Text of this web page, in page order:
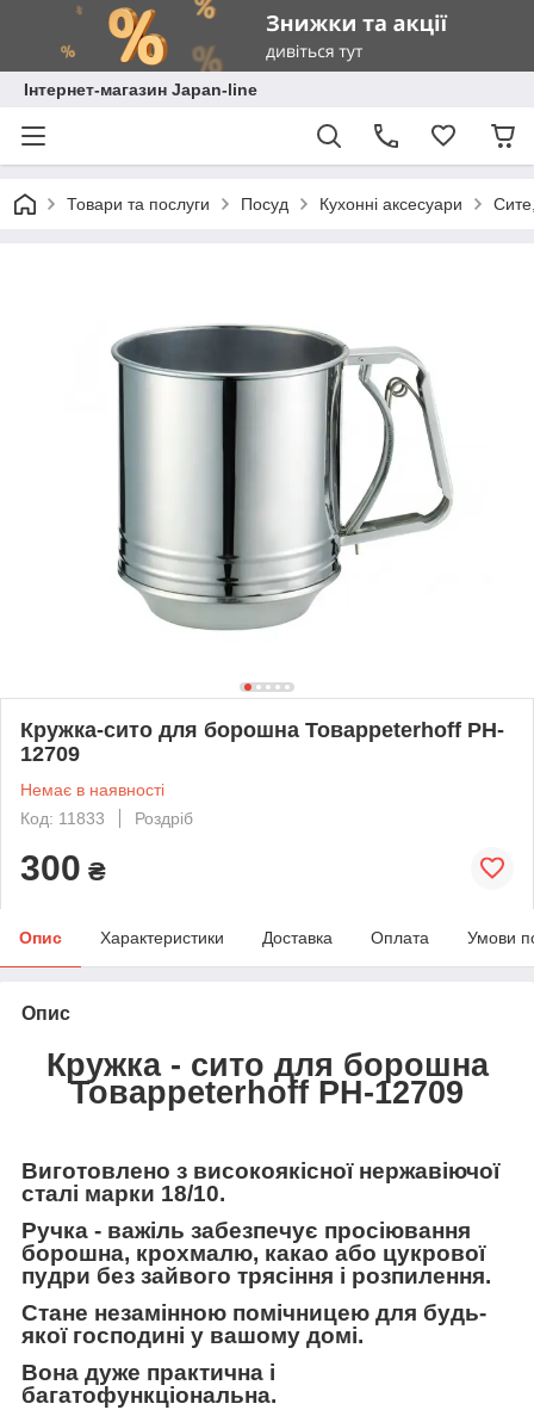
Інтернет-магазин Japan-line
Товари та послуги Посуд Кухонні аксесуари
Кружка-сито для борошна Товарpeterhoff PH-
12709
Немає в наявності
Код: 11833
Роздріб
300 ₴
Опис Характеристики Доставка Оплата Умови
Опис
Кружка - сито для борошна
Товарpeterhoff PH-12709
Виготовлено з високоякісної нержавіючої
сталі марки 18/10.
Ручка - важіль забезпечує просіювання
борошна, крохмалю, какао або цукрової
пудри без зайвого трясіння і розпилення.
Стане незамінною помічницею для будь-
якої господині у вашому домі.
Вона дуже практична і
багатофункціональна.